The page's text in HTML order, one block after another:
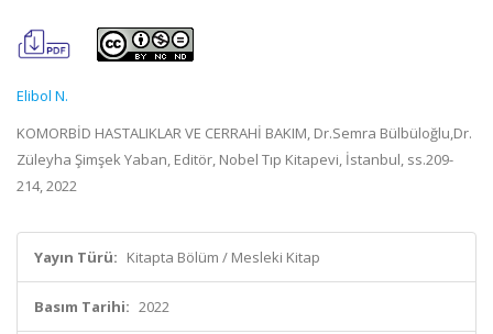
Elibol N.
KOMORBİD HASTALIKLAR VE CERRAHİ BAKIM, Dr.Semra Bülbüloğlu,Dr.
Züleyha Şimşek Yaban, Editör, Nobel Tıp Kitapevi, İstanbul, ss.209-
214, 2022
Yayın Türü: Kitapta Bölüm / Mesleki Kitap
Basım Tarihi: 2022